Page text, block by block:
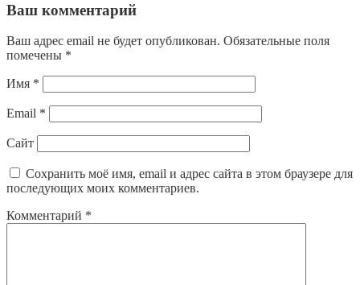
Ваш комментарий
Ваш адрес email не будет опубликован. Обязательные поля
помечены *
Имя *
Email *
Сайт
Сохранить моё имя, email и адрес сайта в этом браузере для
последующих моих комментариев.
Комментарий *